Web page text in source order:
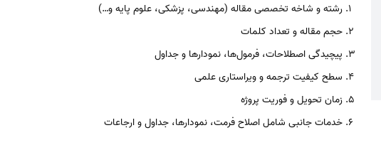
رشته و شاخه تخصصی مقاله (مهندسی، پزشکی، علوم پایه و…)
حجم مقاله و تعداد کلمات
پیچیدگی اصطلاحات، فرمول‌ها، نمودارها و جداول
سطح کیفیت ترجمه و ویراستاری علمی
زمان تحویل و فوریت پروژه
خدمات جانبی شامل اصلاح فرمت، نمودارها، جداول و ارجاعات